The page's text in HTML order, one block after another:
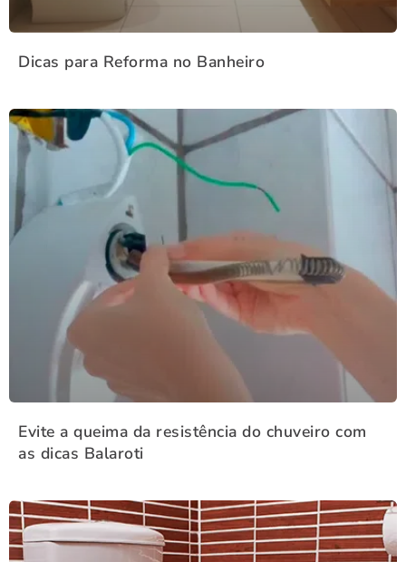
Dicas para Reforma no Banheiro
Evite a queima da resistência do chuveiro com
as dicas Balaroti